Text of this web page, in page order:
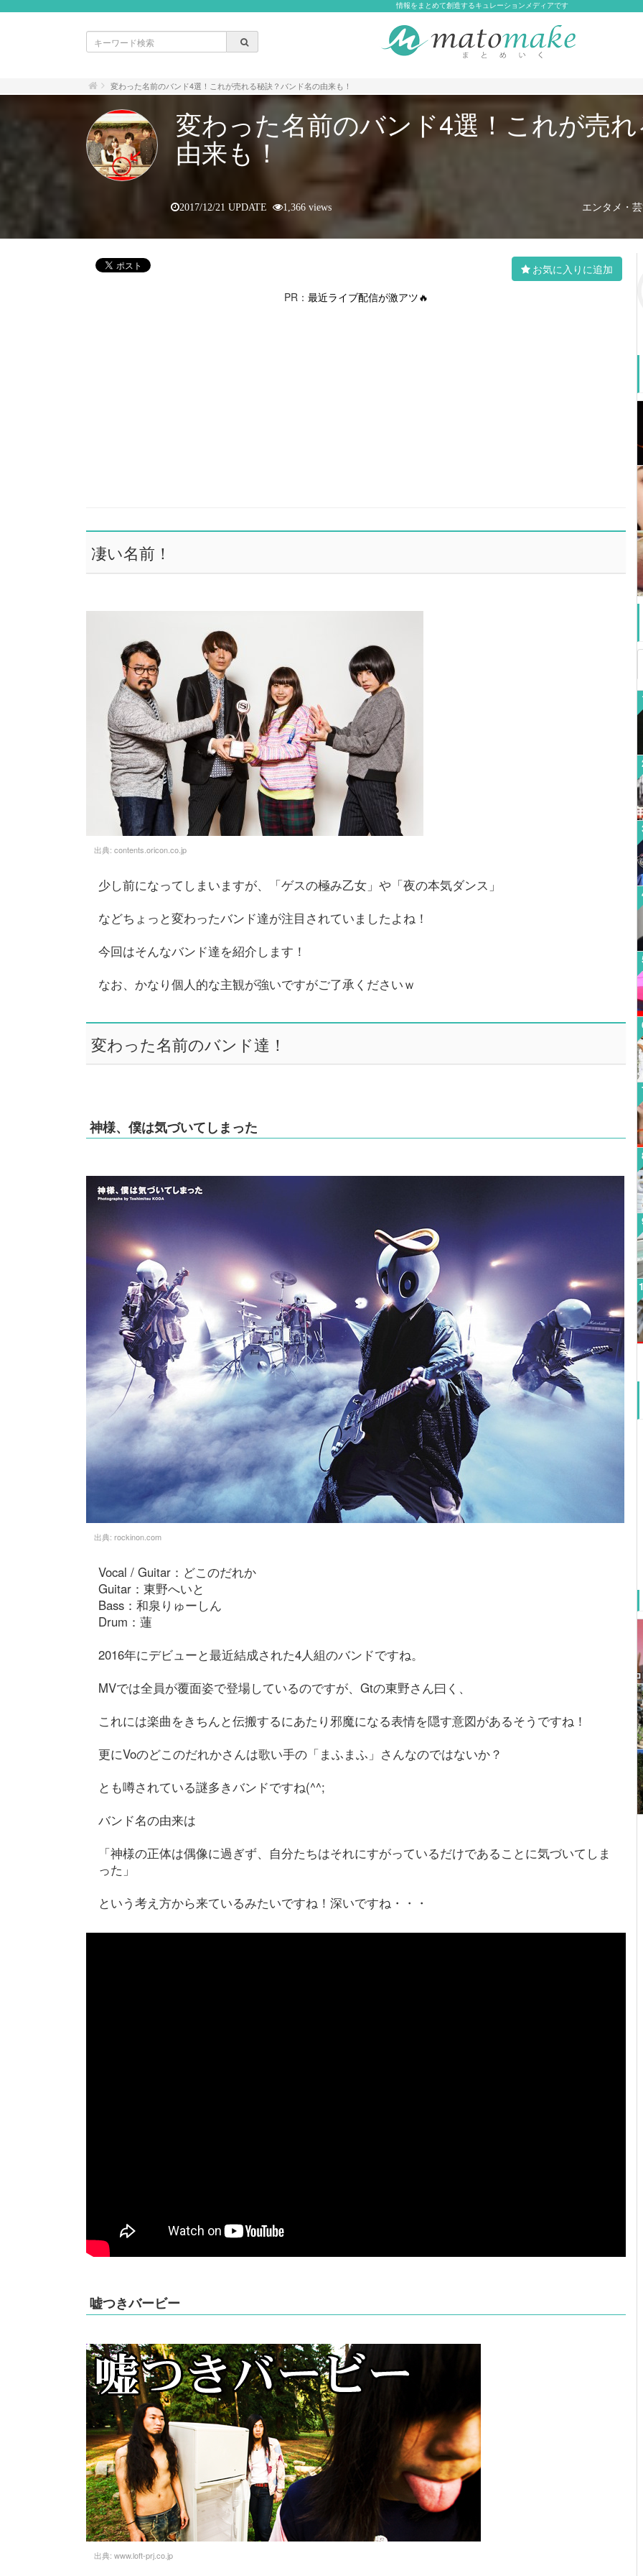
情報をまとめて創造するキュレーションメディアです
変わった名前のバンド4選！これが売れる秘訣？バンド名の由来も！
変わった名前のバンド4選！これが売
由来も！
エンタメ・
2017/12/21 UPDATE 1,366 views
お気に入りに追加
PR： 最近ライブ配信が激アツ🔥
凄い名前！
出典: contents.oricon.co.jp
少し前になってしまいますが、「ゲスの極み乙女」や「夜の本気ダンス」
などちょっと変わったバンド達が注目されていましたよね！
今回はそんなバンド達を紹介します！
なお、かなり個人的な主観が強いですがご了承くださいｗ
変わった名前のバンド達！
神様、僕は気づいてしまった
出典: rockinon.com
Vocal / Guitar：どこのだれか
Guitar：東野へいと
Bass：和泉りゅーしん
Drum：蓮
2016年にデビューと最近結成された4人組のバンドですね。
MVでは全員が覆面姿で登場しているのですが、Gtの東野さん曰く、
これには楽曲をきちんと伝搬するにあたり邪魔になる表情を隠す意図があるそうですね！
更にVoのどこのだれかさんは歌い手の「まふまふ」さんなのではないか？
とも噂されている謎多きバンドですね(^^;
バンド名の由来は
「神様の正体は偶像に過ぎず、自分たちはそれにすがっているだけであることに気づいてしま
った」
という考え方から来ているみたいですね！深いですね・・・
嘘つきバービー
出典: www.loft-prj.co.jp